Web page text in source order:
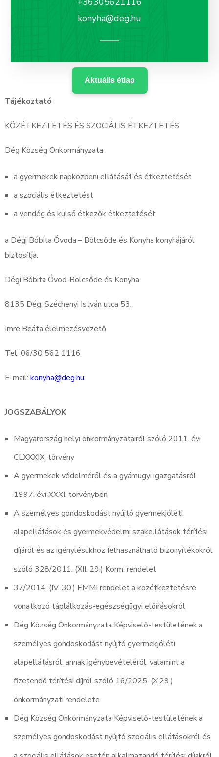
konyha@deg.hu
Aktuális étlap
Tájékoztató
KÖZÉTKEZTETÉS ÉS SZOCIÁLIS ÉTKEZTETÉS
Dég Község Önkormányzata
a gyermekek napközbeni ellátását és étkeztetését
a szociális étkeztetést
a vendég és külső étkezők étkeztetését
a Dégi Bóbita Óvoda – Bölcsőde és Konyha konyhájáról
biztosítja.
Dégi Bóbita Óvod-Bölcsőde és Konyha
8135 Dég, Széchenyi István utca 53.
Imre Beáta élelmezésvezető
Tel: 06/30 562 1116
E-mail: konyha@deg.hu
JOGSZABÁLYOK
Magyarország helyi önkormányzatairól szóló 2011. évi
CLXXXIX. törvény
A gyermekek védelméről és a gyámügyi igazgatásról
1997. évi XXXI. törvényben
A személyes gondoskodást nyújtó gyermekjóléti
alapellátások és gyermekvédelmi szakellátások térítési
díjáról és az igénylésükhöz felhasználható bizonyítékokról
szóló 328/2011. (XII. 29.) Korm. rendelet
37/2014. (IV. 30.) EMMI rendelet a közétkeztetésre
vonatkozó táplálkozás-egészségügyi előírásokról
Dég Község Önkormányzata Képviselő-testületének a
személyes gondoskodást nyújtó gyermekjóléti
alapellátásról, annak igénybevételéről, valamint a
fizetendő térítési díjról szóló 16/2025. (X.29.)
önkormányzati rendelete
Dég Község Önkormányzata Képviselő-testületének a
személyes gondoskodást nyújtó szociális ellátásokról és